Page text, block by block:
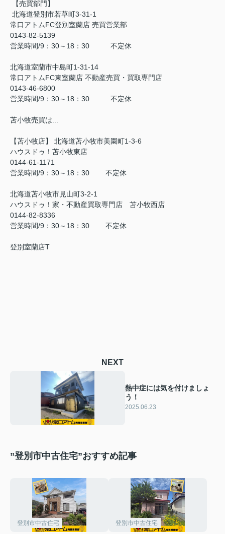
【売買部門】
北海道登別市若草町3-31-1
常口アトムFC登別室蘭店 売買営業部
0143-82-5139
営業時間/9：30～18：30 不定休
北海道室蘭市中島町1-31-14
常口アトムFC東室蘭店 不動産売買・買取専門店
0143-46-6800
営業時間/9：30～18：30 不定休
苫小牧売買は...
【苫小牧店】 北海道苫小牧市美園町1-3-6
ハウスドゥ！苫小牧東店
0144-61-1171
営業時間/9：30～18：30 不定休
北海道苫小牧市見山町3-2-1
ハウスドゥ！家・不動産買取専門店 苫小牧西店
0144-82-8336
営業時間/9：30～18：30 不定休
登別室蘭店T
NEXT
熱中症には気を付けましょ
う！
2025.06.23
”登別市中古住宅”おすすめ記事
登別市中古住宅 登別市中古住宅